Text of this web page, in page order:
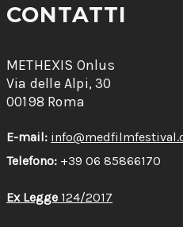
CONTATTI
METHEXIS Onlus
Via delle Alpi, 30
00198 Roma
E-mail:
Telefono: +39 06 85866170
Ex Legge 124/2017